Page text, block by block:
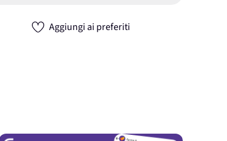
Aggiungi ai preferiti